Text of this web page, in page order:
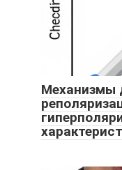
Механизмы